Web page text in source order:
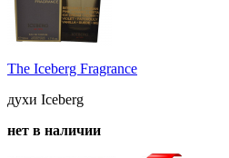
The Iceberg Fragrance
духи Iceberg
нет в наличии